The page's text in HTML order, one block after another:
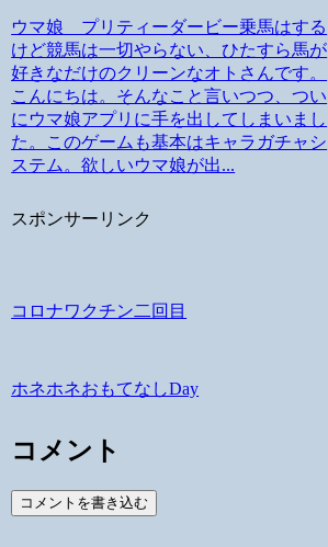
ウマ娘 プリティーダービー乗馬はする
けど競馬は一切やらない、ひたすら馬が
好きなだけのクリーンなオトさんです。
こんにちは。そんなこと言いつつ、つい
にウマ娘アプリに手を出してしまいまし
た。このゲームも基本はキャラガチャシ
ステム。欲しいウマ娘が出...
スポンサーリンク
コロナワクチン二回目
ホネホネおもてなしDay
コメント
コメントを書き込む